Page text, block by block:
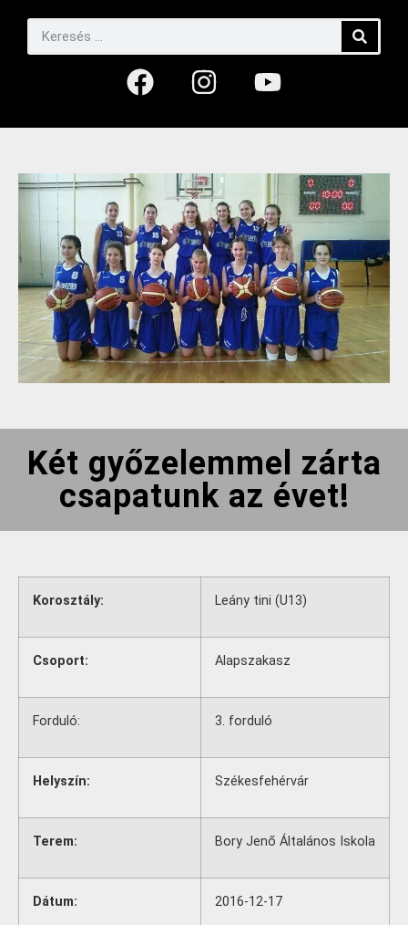
Két győzelemmel zárta
csapatunk az évet!
Korosztály: Leány tini (U13)
Csoport: Alapszakasz
Forduló: 3. forduló
Helyszín: Székesfehérvár
Terem: Bory Jenő Általános Iskola
Dátum: 2016-12-17